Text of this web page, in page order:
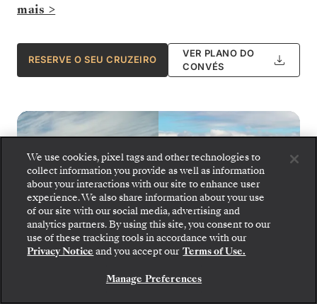
mais >
RESERVE O SEU CRUZEIRO
VER PLANO DO
CONVÉS
Embarque: escolha sua suíte e confira as tarifas e
os serviços inclusos antes de confirmar com
segurança sua viagem com a Silversea.
RESERVE A SUA SUITE
We use cookies, pixel tags and other technologies to
collect information you provide as well as information
about your interactions with our site to enhance user
experience. We also share information about your use
of our site with our social media, advertising and
analytics partners. By using this site, you consent to our
use of these tracking tools in accordance with our
Privacy Notice and you accept our Terms of Use.
Manage Preferences